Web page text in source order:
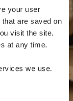
your user
are saved on
visit the site.
at any time.
we use.